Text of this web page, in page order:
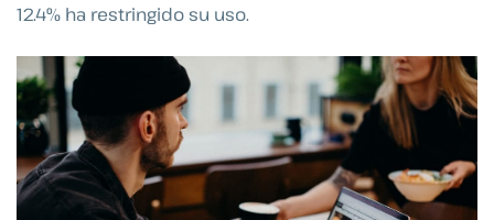
12.4% ha restringido su uso.